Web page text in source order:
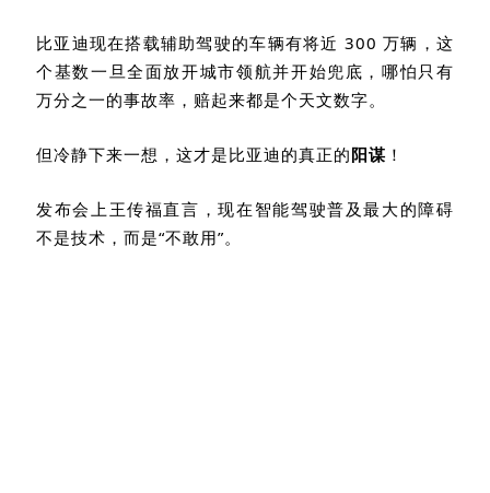
比亚迪现在搭载辅助驾驶的车辆有将近 300万辆，这
个基数一旦全面放开城市领航并开始兜底，哪怕只有
万分之一的事故率，赔起来都是个天文数字。
但冷静下来一想，这才是比亚迪的真正的阳谋 ！
发布会上王传福直言，现在智能驾驶普及最大的障碍
不是技术，而是“不敢用”。